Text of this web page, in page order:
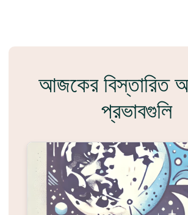
আজকের বিস্তারিত
প্রভাবগুলি